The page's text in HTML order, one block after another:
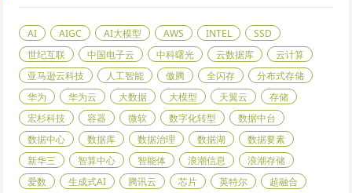
AI AIGC AI大模型 AWS INTEL
SSD
世纪互联
中国电子云 中科曙光 云数据库
云计算
亚马逊云科技
人工智能 傲腾 全闪存
分布式存储
华为
华为云 大数据 大模型 天翼云
存储
宏杉科技
容器 微软 数字化转型
数据中台
数据中心
数据库 数据治理 数据湖
数据要素
新华三
智算中心 智能体 浪潮信息
浪潮存储
爱数
生成式AI 腾讯云 芯片 英特尔 超融合